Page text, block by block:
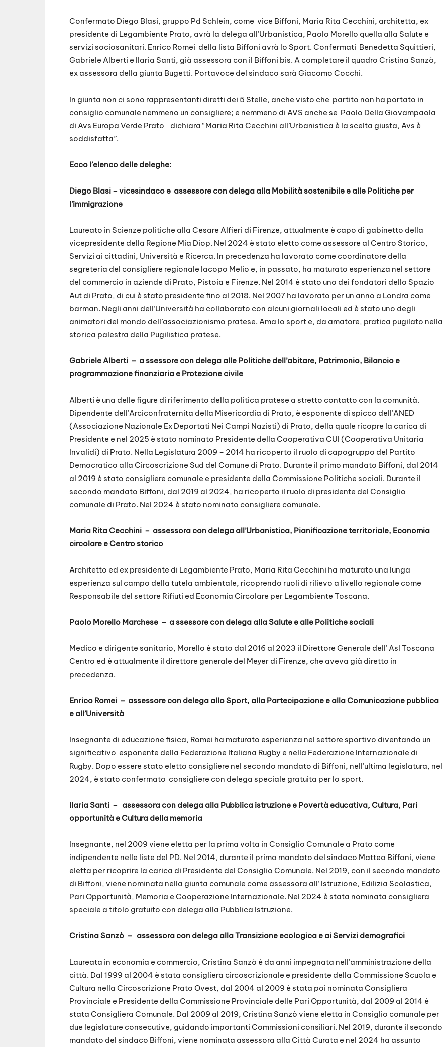
Confermato Diego Blasi, gruppo Pd Schlein, come vice Biffoni, Maria Rita Cecchini, architetta, ex
presidente di Legambiente Prato, avrà la delega all’Urbanistica, Paolo Morello quella alla Salute e
servizi sociosanitari. Enrico Romei della lista Biffoni avrà lo Sport. Confermati Benedetta Squittieri,
Gabriele Alberti e Ilaria Santi, già assessora con il Biffoni bis. A completare il quadro Cristina Sanzò,
ex assessora della giunta Bugetti. Portavoce del sindaco sarà Giacomo Cocchi.
In giunta non ci sono rappresentanti diretti dei 5 Stelle, anche visto che partito non ha portato in
consiglio comunale nemmeno un consigliere; e nemmeno di AVS anche se Paolo Della Giovampaola
di Avs Europa Verde Prato
dichiara “Maria Rita Cecchini all’Urbanistica è la scelta giusta, Avs è
soddisfatta”.
Ecco l’elenco delle deleghe:
Diego Blasi – vicesindaco e assessore con delega alla Mobilità sostenibile e alle Politiche per
l’immigrazione
Laureato in Scienze politiche alla Cesare Alfieri di Firenze, attualmente è capo di gabinetto della
vicepresidente della Regione Mia Diop. Nel 2024 è stato eletto come assessore al Centro Storico,
Servizi ai cittadini, Università e Ricerca. In precedenza ha lavorato come coordinatore della
segreteria del consigliere regionale Iacopo Melio e, in passato, ha maturato esperienza nel settore
del commercio in aziende di Prato, Pistoia e Firenze. Nel 2014 è stato uno dei fondatori dello Spazio
Aut di Prato, di cui è stato presidente fino al 2018. Nel 2007 ha lavorato per un anno a Londra come
barman. Negli anni dell’Università ha collaborato con alcuni giornali locali ed è stato uno degli
animatori del mondo dell’associazionismo pratese. Ama lo sport e, da amatore, pratica pugilato nella
storica palestra della Pugilistica pratese.
Gabriele Alberti – assessore con delega alle Politiche dell’abitare, Patrimonio, Bilancio e
programmazione finanziaria e Protezione civile
Alberti è una delle figure di riferimento della politica pratese a stretto contatto con la comunità.
Dipendente dell’Arciconfraternita della Misericordia di Prato, è esponente di spicco dell’ANED
(Associazione Nazionale Ex Deportati Nei Campi Nazisti) di Prato, della quale ricopre la carica di
Presidente e nel 2025 è stato nominato Presidente della Cooperativa CUI (Cooperativa Unitaria
Invalidi) di Prato. Nella Legislatura 2009 – 2014 ha ricoperto il ruolo di capogruppo del Partito
Democratico alla Circoscrizione Sud del Comune di Prato. Durante il primo mandato Biffoni, dal 2014
al 2019 è stato consigliere comunale e presidente della Commissione Politiche sociali. Durante il
secondo mandato Biffoni, dal 2019 al 2024, ha ricoperto il ruolo di presidente del Consiglio
comunale di Prato. Nel 2024 è stato nominato consigliere comunale.
Maria Rita Cecchini – assessora con delega all’Urbanistica, Pianificazione territoriale, Economia
circolare e Centro storico
Architetto ed ex presidente di Legambiente Prato, Maria Rita Cecchini ha maturato una lunga
esperienza sul campo della tutela ambientale, ricoprendo ruoli di rilievo a livello regionale come
Responsabile del settore Rifiuti ed Economia Circolare per Legambiente Toscana.
Paolo Morello Marchese – assessore con delega alla Salute e alle Politiche sociali
Medico e dirigente sanitario, Morello è stato dal 2016 al 2023 il Direttore Generale dell’ Asl Toscana
Centro ed è attualmente il direttore generale del Meyer di Firenze, che aveva già diretto in
precedenza.
Enrico Romei – assessore con delega allo Sport, alla Partecipazione e alla Comunicazione pubblica
e all’Università
Insegnante di educazione fisica, Romei ha maturato esperienza nel settore sportivo diventando un
significativo esponente della Federazione Italiana Rugby e nella Federazione Internazionale di
Rugby. Dopo essere stato eletto consigliere nel secondo mandato di Biffoni, nell’ultima legislatura, nel
2024, è stato confermato consigliere con delega speciale gratuita per lo sport.
Ilaria Santi – assessora con delega alla Pubblica istruzione e Povertà educativa, Cultura, Pari
opportunità e Cultura della memoria
Insegnante, nel 2009 viene eletta per la prima volta in Consiglio Comunale a Prato come
indipendente nelle liste del PD. Nel 2014, durante il primo mandato del sindaco Matteo Biffoni, viene
eletta per ricoprire la carica di Presidente del Consiglio Comunale. Nel 2019, con il secondo mandato
di Biffoni, viene nominata nella giunta comunale come assessora all’ Istruzione, Edilizia Scolastica,
Pari Opportunità, Memoria e Cooperazione Internazionale. Nel 2024 è stata nominata consigliera
speciale a titolo gratuito con delega alla Pubblica Istruzione.
Cristina Sanzò – assessora con delega alla Transizione ecologica e ai Servizi demografici
Laureata in economia e commercio, Cristina Sanzò è da anni impegnata nell’amministrazione della
città. Dal 1999 al 2004 è stata consigliera circoscrizionale e presidente della Commissione Scuola e
Cultura nella Circoscrizione Prato Ovest, dal 2004 al 2009 è stata poi nominata Consigliera
Provinciale e Presidente della Commissione Provinciale delle Pari Opportunità, dal 2009 al 2014 è
stata Consigliera Comunale. Dal 2009 al 2019, Cristina Sanzò viene eletta in Consiglio comunale per
due legislature consecutive, guidando importanti Commissioni consiliari. Nel 2019, durante il secondo
mandato del sindaco Biffoni, viene nominata assessora alla Città Curata e nel 2024 ha assunto